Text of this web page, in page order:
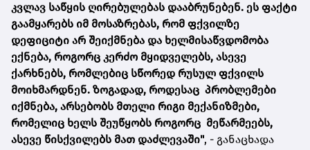
კვლავ საწყის ღირებულებას დააბრუნებენ. ეს ფაქტი
გაამყარებს იმ მოსაზრებას, რომ ფქვილზე
დეფიციტი არ შეიქმნება და ხელმისაწვდომობა
ექნება, როგორც კერძო მყიდველებს, ასევე
ქარხნებს, რომლებიც სწორედ რუსულ ფქვილს
მოიხმარდნენ. ზოგადად, როდესაც პრობლემები
იქმნება, არსებობს მთელი რიგი მექანიზმები,
რომელიც ხელს შეუწყობს როგორც მეწარმეებს,
ასევე წისქვილებს მათ დაძლევაში", - განაცხადა